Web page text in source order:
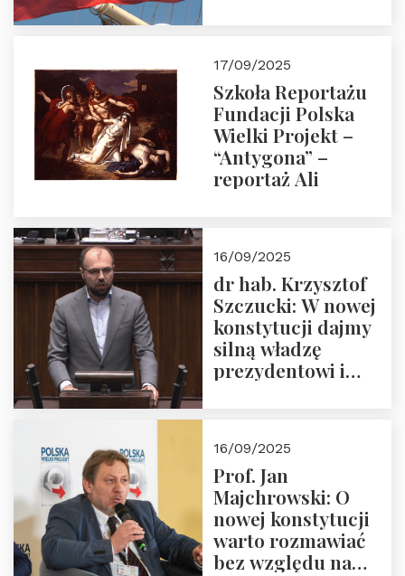
17/09/2025
Szkoła Reportażu
Fundacji Polska
Wielki Projekt –
“Antygona” –
reportaż Ali
16/09/2025
dr hab. Krzysztof
Szczucki: W nowej
konstytucji dajmy
silną władzę
prezydentowi i
16/09/2025
Prof. Jan
Majchrowski: O
nowej konstytucji
warto rozmawiać
bez względu na